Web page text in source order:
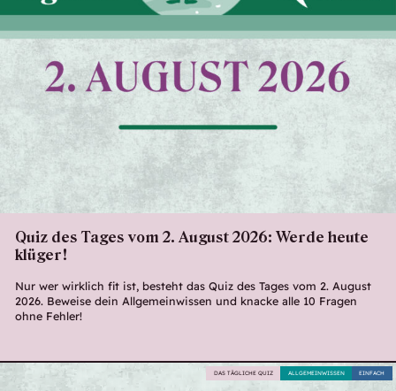
Quiz des Tages vom 2. August 2026: Werde heute
klüger!
Nur wer wirklich fit ist, besteht das Quiz des Tages vom 2. August
2026. Beweise dein Allgemeinwissen und knacke alle 10 Fragen
ohne Fehler!
EINFACH
ALLGEMEINWISSEN
DAS TÄGLICHE QUIZ